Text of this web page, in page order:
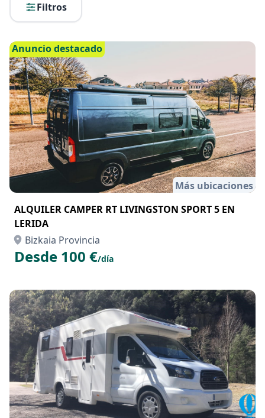
Filtros
Anuncio destacado
Más ubicaciones
ALQUILER CAMPER RT LIVINGSTON SPORT 5 EN
LERIDA
Bizkaia Provincia
Desde 100 €/día